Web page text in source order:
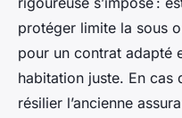
protéger limite la sous
pour un contrat adapté
habitation juste. En cas
résilier l’ancienne